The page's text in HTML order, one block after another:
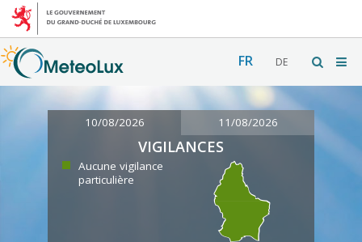
FR DE
10/08/2026 11/08/2026
VIGILANCES
Aucune vigilance
particulière